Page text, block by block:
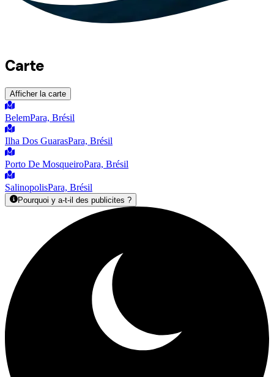
Carte
Afficher la carte
BelemPara, Brésil
Ilha Dos GuarasPara, Brésil
Porto De MosqueiroPara, Brésil
SalinopolisPara, Brésil
Pourquoi y a-t-il des publicites ?